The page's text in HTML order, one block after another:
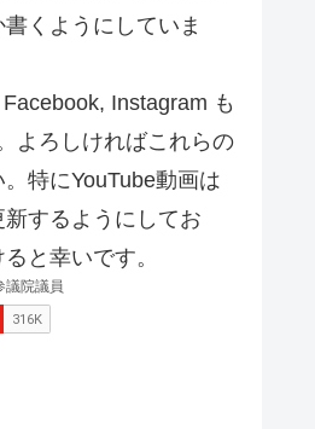
くようにしていま
Instagram も
よろしければこれらの
特にYouTube動画は
するようにしてお
と幸いです。